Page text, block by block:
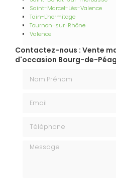
Saint-Marcel-Lès-Valence
Tain-L'hermitage
Tournon-sur-Rhône
Valence
Contactez-nous : Vente
d'occasion Bourg-de-
Message